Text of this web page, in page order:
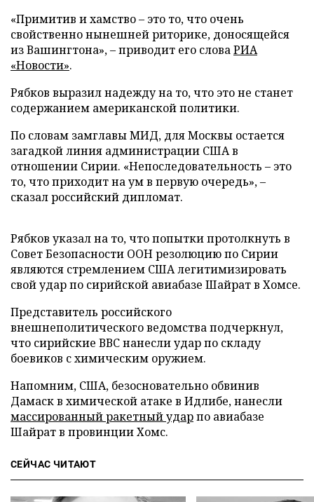
«Примитив и хамство – это то, что очень
свойственно нынешней риторике, доносящейся
из Вашингтона», – приводит его словаРИА
«Новости».
Рябков выразил надежду на то, что это не станет
содержанием американской политики.
По словам замглавы МИД, для Москвы остается
загадкой линия администрации США в
отношении Сирии. «Непоследовательность – это
то, что приходит на ум в первую очередь», –
сказал российский дипломат.
Рябков указал на то, что попытки протолкнуть в
Совет Безопасности ООН резолюцию по Сирии
являются стремлением США легитимизировать
свой удар по сирийской авиабазе Шайрат в Хомсе.
Представитель российского
внешнеполитического ведомства подчеркнул,
что сирийские ВВС нанесли удар по складу
боевиков с химическим оружием.
Напомним, США, безосновательно обвинив
Дамаск в химической атаке в Идлибе, нанесли
массированный ракетный ударпо авиабазе
Шайрат в провинции Хомс.
СЕЙЧАС ЧИТАЮТ